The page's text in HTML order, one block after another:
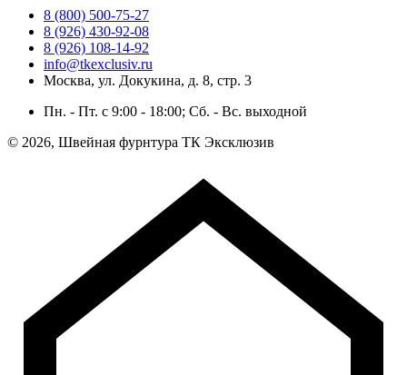
8 (800) 500-75-27
8 (926) 430-92-08
8 (926) 108-14-92
info@tkexclusiv.ru
Москва, ул. Докукина, д. 8, стр. 3
Пн. - Пт. c 9:00 - 18:00; Сб. - Вс. выходной
© 2026, Швейная фурнтура ТК Эксклюзив